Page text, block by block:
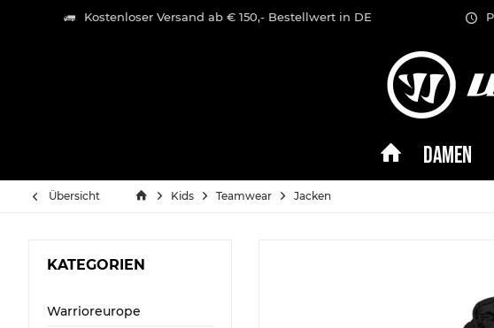
Kostenloser Versand ab € 150,- Bestellwert in DE
DAMEN
Übersicht Kids Teamwear Jacken
KATEGORIEN
Warrioreurope